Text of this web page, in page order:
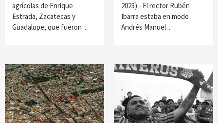
agrícolas de Enrique
Estrada, Zacatecas y
Guadalupe, que fueron…
2023).- El rector Rubén
Ibarra estaba en modo
Andrés Manuel…